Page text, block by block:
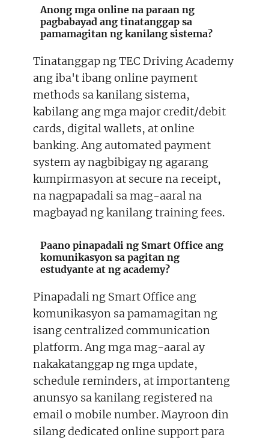
Anong mga online na paraan ng
pagbabayad ang tinatanggap sa
pamamagitan ng kanilang sistema?
Tinatanggap ng TEC Driving Academy
ang iba't ibang online payment
methods sa kanilang sistema,
kabilang ang mga major credit/debit
cards, digital wallets, at online
banking. Ang automated payment
system ay nagbibigay ng agarang
kumpirmasyon at secure na receipt,
na nagpapadali sa mag-aaral na
magbayad ng kanilang training fees.
Paano pinapadali ng Smart Office ang
komunikasyon sa pagitan ng
estudyante at ng academy?
Pinapadali ng Smart Office ang
komunikasyon sa pamamagitan ng
isang centralized communication
platform. Ang mga mag-aaral ay
nakakatanggap ng mga update,
schedule reminders, at importanteng
anunsyo sa kanilang registered na
email o mobile number. Mayroon din
silang dedicated online support para